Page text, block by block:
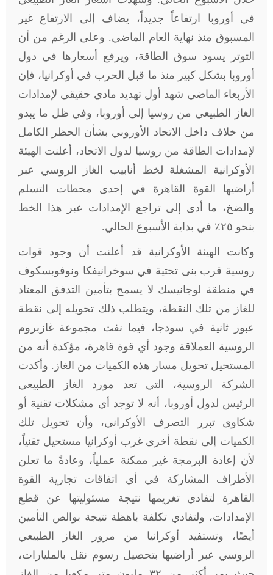
في أوروبا ارتفاعاً جديداً، يضاف إلى الارتفاع غير
المسبوق منذ نهاية العام الماضي. وعلى الرغم من أن
التوتر يسود سوق الطاقة، ويرفع أسعارها في دول
أوروبا بشكل كبير منذ ما قبل الحرب في أوكرانيا، فإن
الأربعاء الماضي شهد أول تهديد مادي حقيقي لإمدادات
الغاز الطبيعي من روسيا إلى أوروبا، وفي ظل ما يبدو
من خلاف داخل الاتحاد الأوروبي بشأن الحظر الكامل
لإمدادات الطاقة من روسيا لدول الاتحاد، أعلنت الهيئة
الأوكرانية المشغلة لخط أنابيب الغاز الروسي عبر
أراضيها القوة القاهرة في إحدى محطات التسلم
والضخ، ما أدى إلى تراجع الإمدادات عبر هذا الخط
بنحو ٢٥٪ في بداية الأسبوع الحالي
.
وكانت الهيئة الأوكرانية قد أعلنت أن وجود قوات
روسية قرب بنى تحتية في سوخرانيفكا ونوفوبسكوف
في منطقة لوجانيسك لا يسمح بتأمين التدفق المعتاد
للغاز من تلك النقطة، ويتطلب ذلك تحويله إلى نقطة
عبور ثانية في سودجا، فيما نفت مجموعة غازبروم
الروسية العملاقة وجود أي قوة قاهرة، مؤكدة أنه من
المستحيل تحويل مسار هذه الكميات من الغاز. وأكدت
الشركة الروسية، التي تعد مورد الغاز الطبيعي
الرئيس لدول أوروبا، أنه لا توجد أي مشكلات تقنية أو
شكاوى تبرر التصرف الأوكراني، وأن تحويل تلك
الكميات إلى نقطة أخرى غرب أوكرانيا مستحيل تقنياً،
لأن إعادة البرمجة غير ممكنة عملياً، وعادةً ما تعلن
الأطراف المشاركة في أي اتفاقات تجارية القوة
القاهرة لتفادي تغريمها نتيجة مسئوليتها عن قطع
الإمدادات، ولتفادي تكلفة باهظة نتيجة بوالص التأمين
أيضًا، وتستفيد أوكرانيا من مرور الغاز الطبيعي
الروسي عبر أراضيها بتحصيل رسوم نقل بالمليارات،